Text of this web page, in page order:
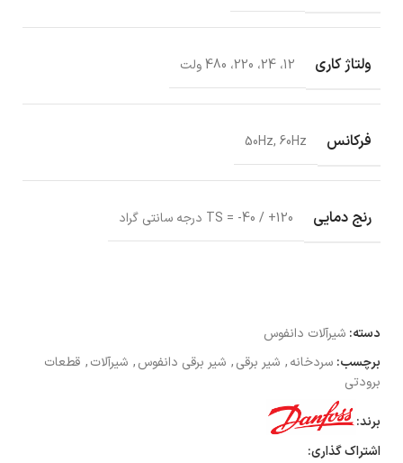
ولتاژ کاری 12، 24، 220، 480 ولت
فرکانس 50Hz, 60Hz
رنج دمایی TS = -40 / +120 درجه سانتی گراد
دسته: شیرآلات دانفوس
برچسب: سردخانه, شیر برقی, شیر برقی دانفوس, شیرآلات, قطعات
برودتی
برند:
اشتراک گذاری: